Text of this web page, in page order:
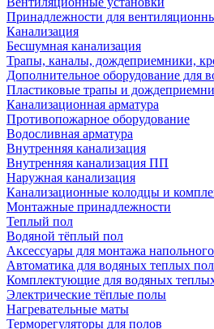
Принадлежности для
Канализация
Бесшумная канализация
Трапы, каналы, дождеприемники,
Дополнительное оборудование для
Пластиковые трапы и
Канализационная арматура
Противопожарное оборудование
Водосливная арматура
Внутренняя канализация
Внутренняя канализация ПП
Наружная канализация
Канализационные колодцы и
Монтажные принадлежности
Теплый пол
Водяной тёплый пол
Аксессуары для монтажа
Автоматика для водяных теплых
Комплектующие для водяных
Электрические тёплые полы
Нагревательные маты
Терморегуляторы для полов